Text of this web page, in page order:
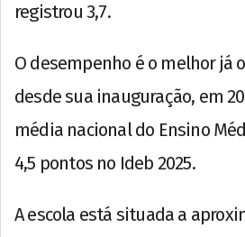
registrou 3,7.
O desempenho é o melhor já
desde sua inauguração, em
média nacional do Ensino
4,5 pontos no Ideb 2025.
A escola está situada a